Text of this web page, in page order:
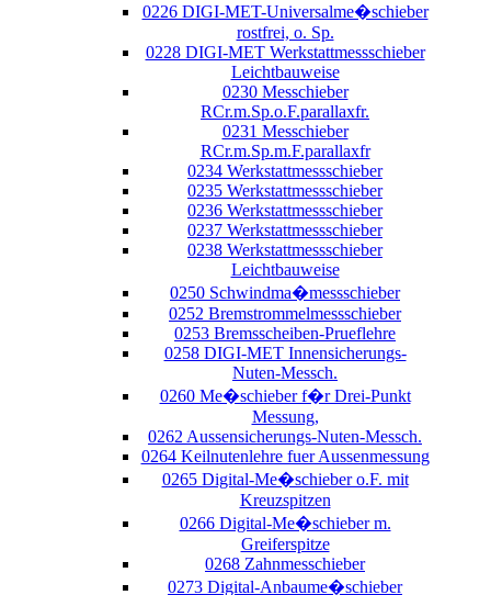
0226 DIGI-MET-Universalme�schieber
rostfrei, o. Sp.
0228 DIGI-MET Werkstattmessschieber
Leichtbauweise
0230 Messchieber
RCr.m.Sp.o.F.parallaxfr.
0231 Messchieber
RCr.m.Sp.m.F.parallaxfr
0234 Werkstattmessschieber
0235 Werkstattmessschieber
0236 Werkstattmessschieber
0237 Werkstattmessschieber
0238 Werkstattmessschieber
Leichtbauweise
0250 Schwindma�messschieber
0252 Bremstrommelmessschieber
0253 Bremsscheiben-Prueflehre
0258 DIGI-MET Innensicherungs-
Nuten-Messch.
0260 Me�schieber f�r Drei-Punkt
Messung,
0262 Aussensicherungs-Nuten-Messch.
0264 Keilnutenlehre fuer Aussenmessung
0265 Digital-Me�schieber o.F. mit
Kreuzspitzen
0266 Digital-Me�schieber m.
Greiferspitze
0268 Zahnmesschieber
0273 Digital-Anbaume�schieber